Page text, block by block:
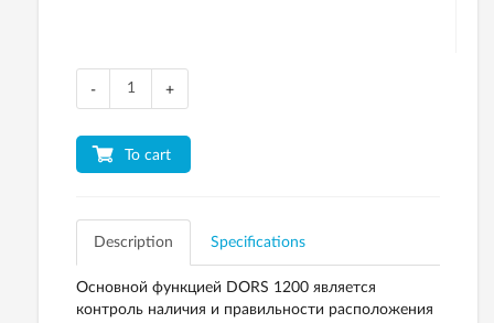
- +
To cart
Description Specifications
Основной функцией DORS 1200 является
контроль наличия и правильности расположения